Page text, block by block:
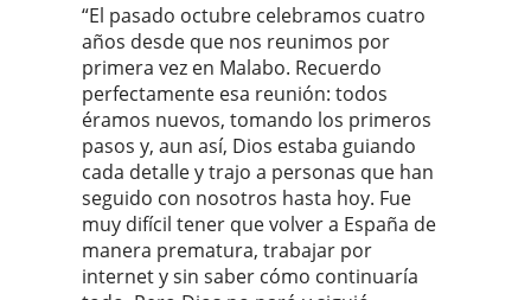
“El pasado octubre celebramos cuatro
años desde que nos reunimos por
primera vez en Malabo. Recuerdo
perfectamente esa reunión: todos
éramos nuevos, tomando los primeros
pasos y, aun así, Dios estaba guiando
cada detalle y trajo a personas que han
seguido con nosotros hasta hoy. Fue
muy difícil tener que volver a España de
manera prematura, trabajar por
internet y sin saber cómo continuaría